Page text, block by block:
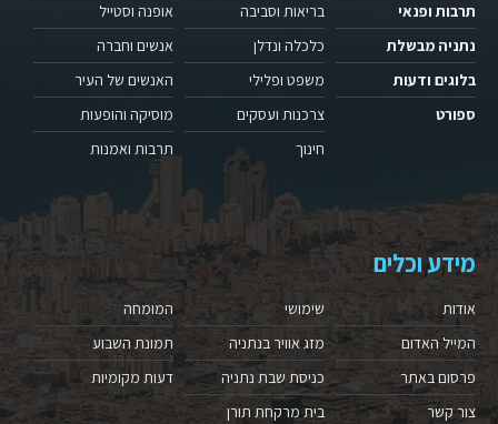
תרבות ופנאי
נתניה מבשלת
בלוגים ודעות
ספורט
בריאות וסביבה
כלכלה ונדלן
משפט ופלילי
צרכנות ועסקים
חינוך
אופנה וסטייל
אנשים וחברה
האנשים של העיר
מוסיקה והופעות
תרבות ואמנות
מידע וכלים
אודות
המייל האדום
פרסום באתר
צור קשר
שימושי
מזג אוויר בנתניה
כניסת שבת נתניה
בית מרקחת תורן
המומחה
תמונת השבוע
דעות מקומיות